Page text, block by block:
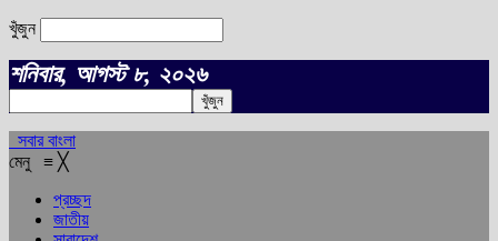
খুঁজুন
শনিবার, আগস্ট ৮, ২০২৬
সবার বাংলা
মেনু ≡ ╳
প্রচ্ছদ
জাতীয়